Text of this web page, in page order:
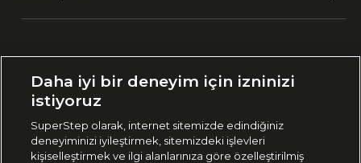
🇹🇷 Türkiye
444 37 36
Daha iyi bir deneyim için izninizi
istiyoruz
SuperStep olarak, internet sitemizde edindiğiniz
deneyiminizi iyileştirmek, sitemizdeki işlevleri
kişiselleştirmek ve ilgi alanlarınıza göre özelleştirilmiş